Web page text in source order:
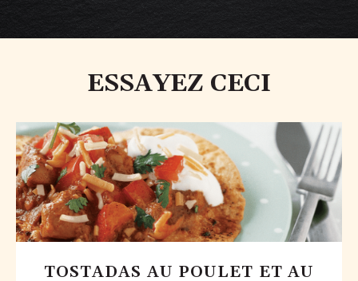
ESSAYEZ CECI
TOSTADAS AU POULET ET AU